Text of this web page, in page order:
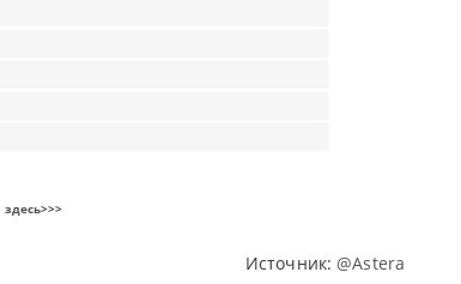
здесь>>>
Источник: @Astera